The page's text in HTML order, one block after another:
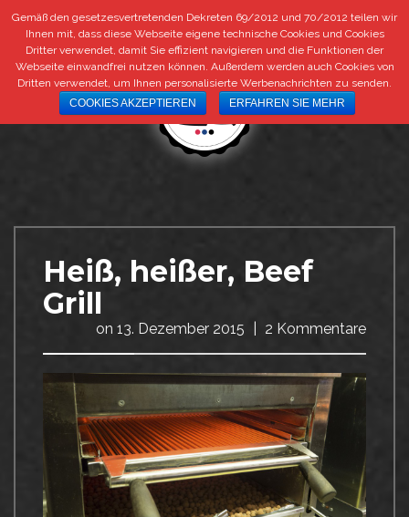
+39 0473 292 292 | info@bestbeef.it DE IT
Heiß, heißer, Beef
Grill
on 13. Dezember 2015 2 Kommentare
Gemäß den gesetzesvertretenden Dekreten 69/2012 und 70/2012 teilen wir
Ihnen mit, dass diese Webseite eigene technische Cookies und Cookies
Dritter verwendet, damit Sie effizient navigieren und die Funktionen der
Webseite einwandfrei nutzen können. Außerdem werden auch Cookies von
Dritten verwendet, um Ihnen personalisierte Werbenachrichten zu senden.
COOKIES AKZEPTIEREN
ERFAHREN SIE MEHR